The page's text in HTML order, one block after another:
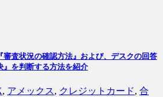
審査状況の確認方法』および、デスクの回答
』を判断する方法を紹介
, アメックス, クレジットカード, 合